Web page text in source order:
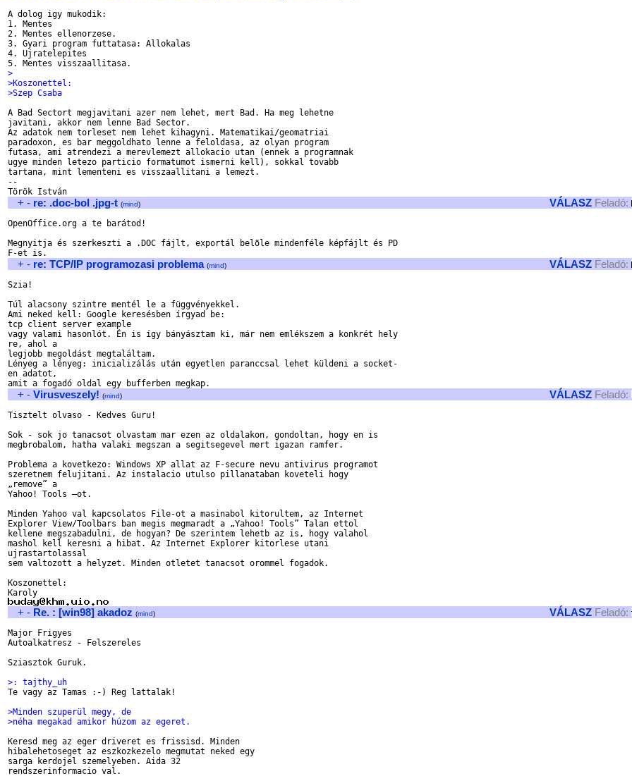
A dolog igy mukodik:
1. Mentes
2. Mentes ellenorzese.
3. Gyari program futtatasa: Allokalas
4. Ujratelepites
>
>Koszonettel:
>Szep Csaba
A Bad Sectort megjavitani azer nem lehet, mert Bad. Ha meg lehetne
javitani, akkor nem lenne Bad Sector.
Az adatok nem torleset nem lehet kihagyni. Matematikai/geomatriai
paradoxon, es bar meggoldhato lenne a feloldasa, az olyan program
futasa, ami atrendezi a merevlemezt allokacio utan (ennek a programnak
ugye minden letezo particio formatumot ismerni kell), sokkal tovabb
tartana, mint lementeni es visszaallitani a lemezt.
--
+ - re: .doc-bol .jpg-t (mind) VÁLASZ Feladó:
OpenOffice.org a te barátod!
Megnyitja és szerkeszti a .DOC fájlt, exportál belõle mindenféle képfájlt és PD
+ - re: TCP/IP programozasi problema (mind) VÁLASZ Feladó:
Szia!
Túl alacsony szintre mentél le a függvényekkel.
Ami neked kell: Google keresésben írgyad be:
tcp client server example
vagy valami hasonlót. Én is így bányásztam ki, már nem emlékszem a konkrét hely
re, ahol a
legjobb megoldást megtaláltam.
Lényeg a lényeg: inicializálás után egyetlen paranccsal lehet küldeni a socket-
en adatot,
+ - Virusveszely! (mind) VÁLASZ Feladó:
Tisztelt olvaso - Kedves Guru!
Sok - sok jo tanacsot olvastam mar ezen az oldalakon, gondoltan, hogy en is
megbrobalom, hatha valaki megszan a segitsegevel mert igazan ramfer.
Problema a kovetkezo: Windows XP allat az F-secure nevu antivirus programot
szeretnem felujitani. Az instalacio utulso pillanataban koveteli hogy
„remove” a
Yahoo! Tools –ot.
Minden Yahoo val kapcsolatos File-ot a masinabol kitorultem, az Internet
Explorer View/Toolbars ban megis megmaradt a „Yahoo! Tools” Talan ettol
kellene megszabadulni, de hogyan? De szerintem lehetb az is, hogy valahol
mashol kell keresni a hibat. Az Internet Explorer kitorlese utani
ujrastartolassal
sem valtozott a helyzet. Minden otletet tanacsot orommel fogadok.
Koszonettel:
+ - Re. : [win98] akadoz (mind) VÁLASZ Feladó:
Major Frigyes
Autoalkatresz - Felszereles
Sziasztok Guruk.
>: tajthy_uh
Te vagy az Tamas :-) Reg lattalak!
>Minden szuperül megy, de
>néha megakad amikor húzom az egeret.
Keresd meg az eger driveret es frissisd. Minden
hibalehetoseget az eszkozkezelo megmutat neked egy
sarga kerdojel szemelyeben. Aida 32
rendszerinformacio val.